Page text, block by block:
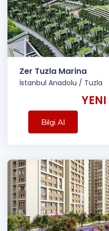
Zer Tuzla Marina
İstanbul Anadolu / Tuzla
Bilgi Al